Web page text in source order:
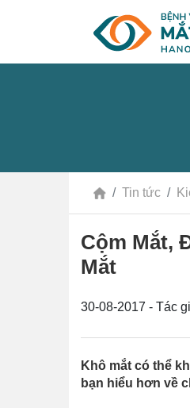
Tin tức
Cộm Mắt,
Mắt
30-08-2017 - Tác
Khô mắt có thể
bạn hiểu hơn về